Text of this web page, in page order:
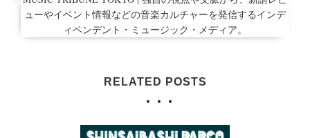
ューやイベント情報などの音楽カルチャーを発信するインデ
ィペンデント・ミュージック・メディア。
RELATED POSTS